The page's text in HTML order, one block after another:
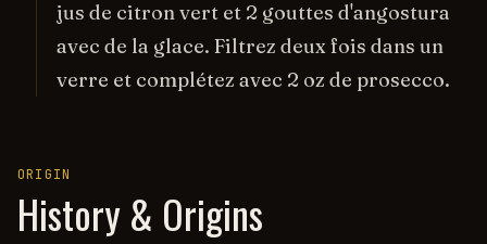
jus de citron vert et 2 gouttes d'angostura
avec de la glace. Filtrez deux fois dans un
verre et complétez avec 2 oz de prosecco.
ORIGIN
History & Origins